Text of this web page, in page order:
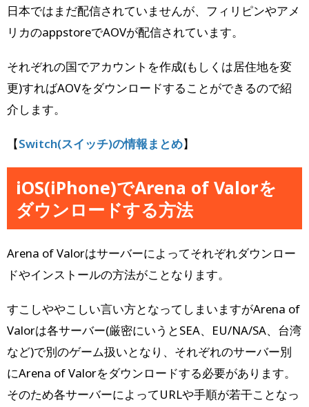
日本ではまだ配信されていませんが、フィリピンやアメ
リカのappstoreでAOVが配信されています。
それぞれの国でアカウントを作成(もしくは居住地を変
更)すればAOVをダウンロードすることができるので紹
介します。
【Switch(スイッチ)の情報まとめ】
iOS(iPhone)でArena of Valorを
ダウンロードする方法
Arena of Valorはサーバーによってそれぞれダウンロー
ドやインストールの方法がことなります。
すこしややこしい言い方となってしまいますがArena of
Valorは各サーバー(厳密にいうとSEA、EU/NA/SA、台湾
など)で別のゲーム扱いとなり、それぞれのサーバー別
にArena of Valorをダウンロードする必要があります。
そのため各サーバーによってURLや手順が若干ことなっ